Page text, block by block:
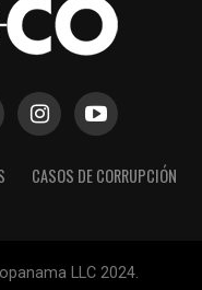
CASOS DE CORRUPCIÓN
LLC 2024.